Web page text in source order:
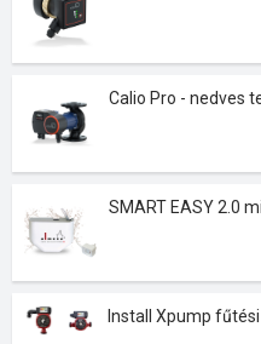
Calio Pro - nedves
SMART EASY 2.0
Install Xpump